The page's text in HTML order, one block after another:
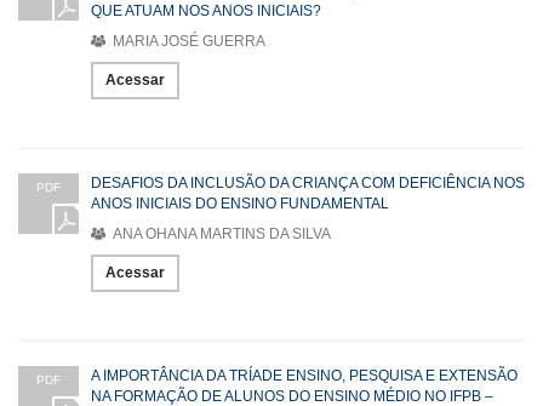
QUE ATUAM NOS ANOS INICIAIS?
MARIA JOSÉ GUERRA
Acessar
PDF
DESAFIOS DA INCLUSÃO DA CRIANÇA COM DEFICIÊNCIA NOS
ANOS INICIAIS DO ENSINO FUNDAMENTAL
ANA OHANA MARTINS DA SILVA
Acessar
PDF
A IMPORTÂNCIA DA TRÍADE ENSINO, PESQUISA E EXTENSÃO
NA FORMAÇÃO DE ALUNOS DO ENSINO MÉDIO NO IFPB –